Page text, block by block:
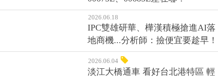
2026.06.18
IPC雙雄研華、樺漢積極搶進AI落
地商機...分析師：撿便宜要趁早！
2026.06.04
淡江大橋通車 看好台北港特區 輕